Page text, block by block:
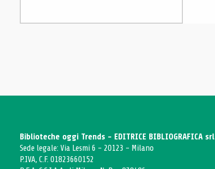
Biblioteche oggi Trends - EDITRICE BIBLIOGRAFICA srl
Sede legale: Via Lesmi 6 - 20123 - Milano
P.IVA, C.F. 01823660152